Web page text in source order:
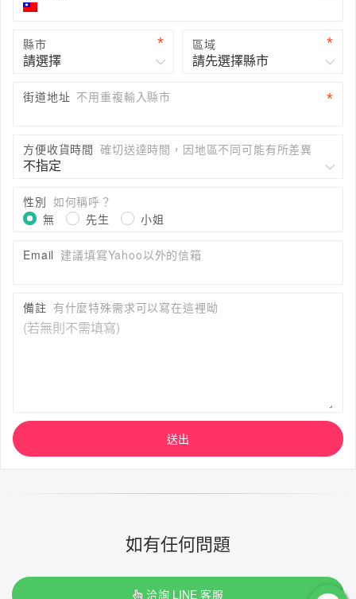
縣市 區域
街道地址 不用重複輸入縣市
方便收貨時間 確切送達時間，因地區不同可能有所差異
性別 如何稱呼？
無
先生 小姐
Email 建議填寫Yahoo以外的信箱
備註 有什麼特殊需求可以寫在這裡呦
送出
如有任何問題
洽詢 LINE 客服